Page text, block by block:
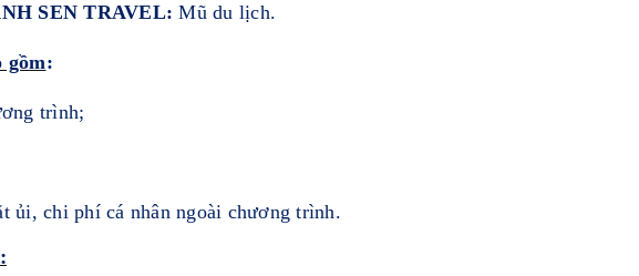
NH SEN TRAVEL:Mũ du lịch.
gồm:
trình;
ủi, chi phí cá nhân ngoài chương trình.